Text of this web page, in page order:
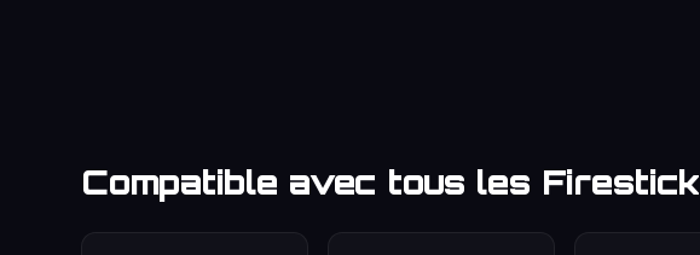
Compatible avec tous les Firestick